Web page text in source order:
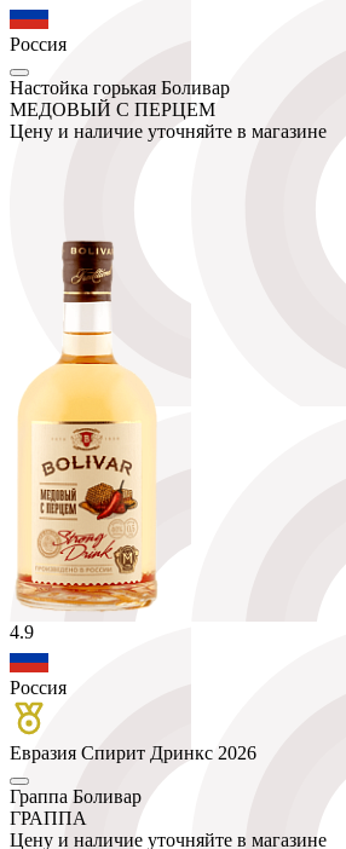
Россия
Настойка горькая Боливар
МЕДОВЫЙ С ПЕРЦЕМ
Цену и наличие уточняйте в магазине
4.9
Россия
Евразия Спирит Дринкс 2026
Граппа Боливар
ГРАППА
Цену и наличие уточняйте в магазине